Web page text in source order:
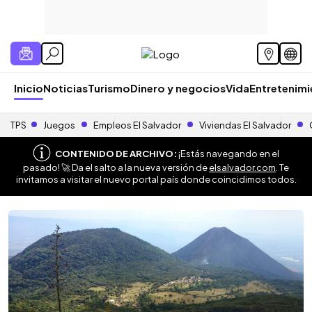
InicioNoticiasTurismoDinero y negociosVida
TPS Juegos Empleos El Salvador Viviendas El Salvador
CONTENIDO DE ARCHIVO:¡Estás navegando en el
pasado! 🚀 Da el salto a la nueva versión deelsalvador.com . Te
invitamos a visitar el nuevo portal país donde coincidimos todos.